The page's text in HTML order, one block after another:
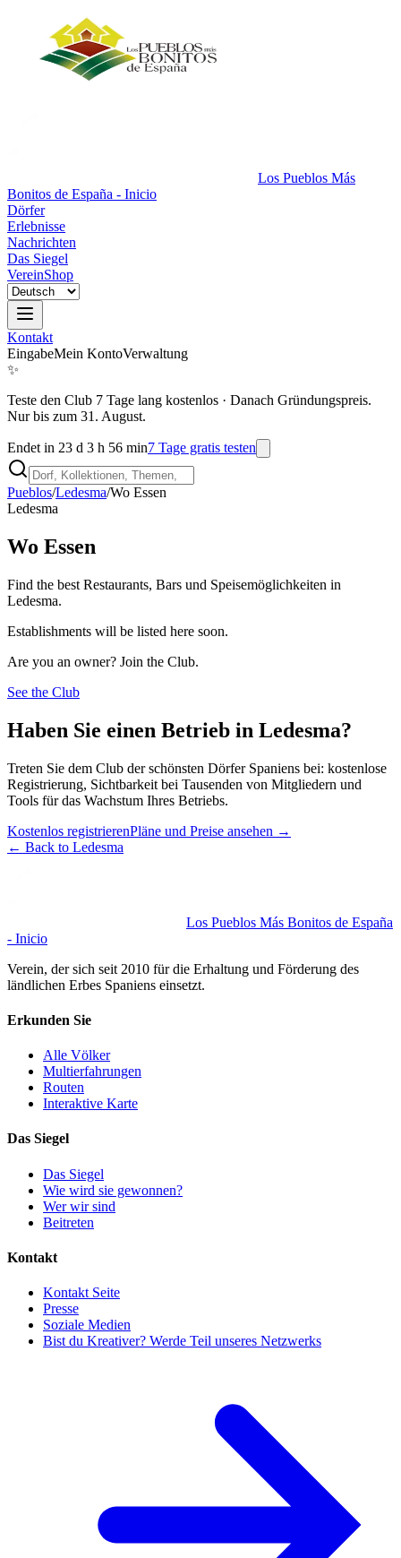
Los Pueblos Más
Bonitos de España - Inicio
Dörfer
Erlebnisse
Nachrichten
Das Siegel
VereinShop
Kontakt
EingabeMein KontoVerwaltung
✨
Teste den Club 7 Tage lang kostenlos · Danach Gründungspreis.
Nur bis zum 31. August.
Endet in 23 d 3 h 56 min7 Tage gratis testen
Pueblos/Ledesma/Wo Essen
Ledesma
Wo Essen
Find the best Restaurants, Bars und Speisemöglichkeiten in
Ledesma.
Establishments will be listed here soon.
Are you an owner? Join the Club.
See the Club
Haben Sie einen Betrieb in Ledesma?
Treten Sie dem Club der schönsten Dörfer Spaniens bei: kostenlose
Registrierung, Sichtbarkeit bei Tausenden von Mitgliedern und
Tools für das Wachstum Ihres Betriebs.
Kostenlos registrierenPläne und Preise ansehen →
← Back to Ledesma
Los Pueblos Más Bonitos de España
- Inicio
Verein, der sich seit 2010 für die Erhaltung und Förderung des
ländlichen Erbes Spaniens einsetzt.
Erkunden Sie
Alle Völker
Multierfahrungen
Routen
Interaktive Karte
Das Siegel
Das Siegel
Wie wird sie gewonnen?
Wer wir sind
Beitreten
Kontakt
Kontakt Seite
Presse
Soziale Medien
Bist du Kreativer? Werde Teil unseres Netzwerks